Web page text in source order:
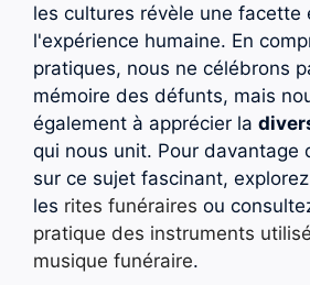
les cultures révèle une facette
l'expérience humaine. En
pratiques, nous ne célébrons
mémoire des défunts, mais
également à apprécier la
qui nous unit. Pour davantage
sur ce sujet fascinant,
les rites funéraires ou
pratique des instruments
musique funéraire.